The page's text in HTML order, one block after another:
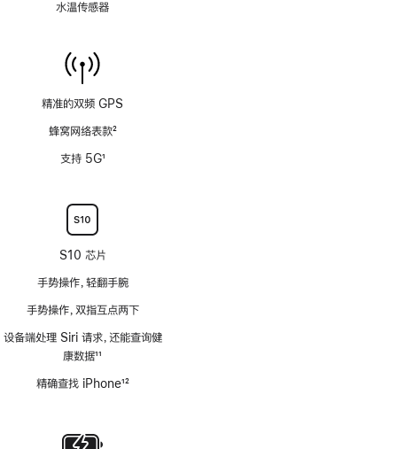
水温传感器
精准的双频 GPS
蜂窝网络表款2
支持 5G1
S10 芯片
手势操作，轻翻手腕
手势操作，双指互点两下
设备端处理 Siri 请求，还能查询健
康数据11
精确查找 iPhone12